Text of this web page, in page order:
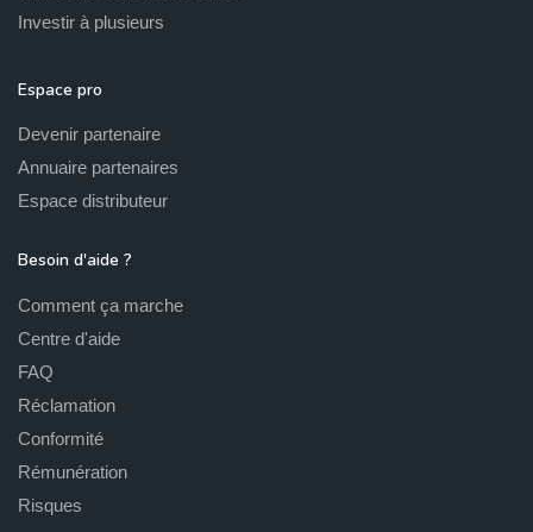
Investir à plusieurs
Espace pro
Devenir partenaire
Annuaire partenaires
Espace distributeur
Besoin d'aide ?
Comment ça marche
Centre d'aide
FAQ
Réclamation
Conformité
Rémunération
Risques